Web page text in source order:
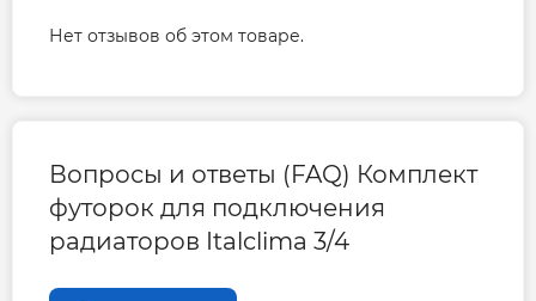
Нет отзывов об этом товаре.
Вопросы и ответы (FAQ) Комплект
футорок для подключения
радиаторов Italclima 3/4